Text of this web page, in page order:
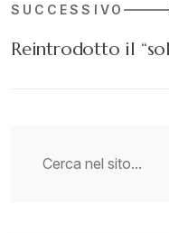
SUCCESSIVO
Reintrodotto il